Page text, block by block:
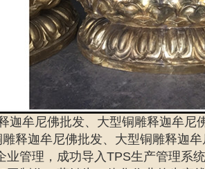
迦牟尼佛批发、大型铜雕释迦牟尼
雕释迦牟尼佛批发、大型铜雕释迦
业管理，成功导入TPS生产管理系